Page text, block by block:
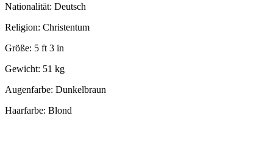
Nationalität: Deutsch
Religion: Christentum
Größe: 5 ft 3 in
Gewicht: 51 kg
Augenfarbe: Dunkelbraun
Haarfarbe: Blond